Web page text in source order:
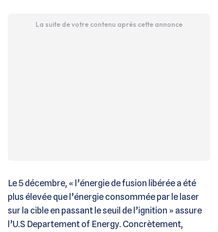
La suite de votre contenu après cette annonce
Le 5 décembre, « l’énergie de fusion libérée a été
plus élevée que l’énergie consommée par le laser
sur la cible en passant le seuil de l’ignition » assure
l’U.S Departement of Energy. Concrètement,